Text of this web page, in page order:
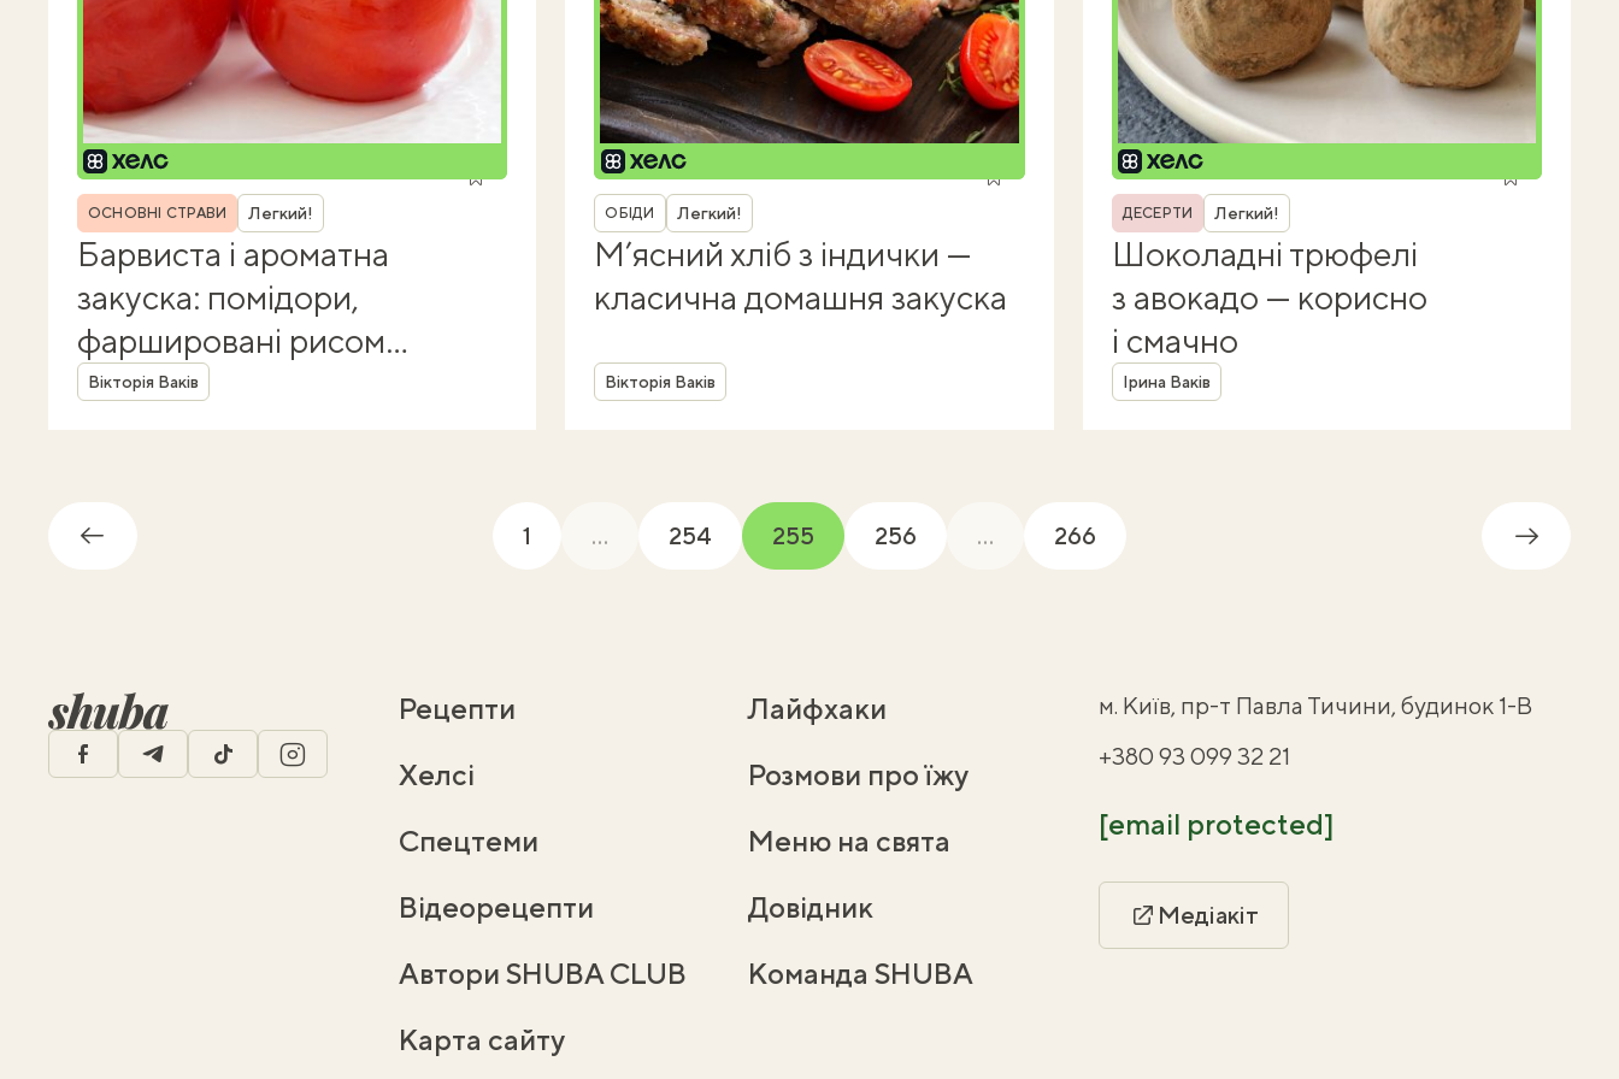
Рубрика
ОСНОВНІ СТРАВИ Легкий!
Барвиста і ароматна
закуска: помідори,
фаршировані рисом
і грибами
Автор
Вікторія Ваків
Рубрика
ОБІДИ Легкий!
М’ясний хліб з індички —
класична домашня закуска
Автор
Вікторія Ваків
Рубрика
ДЕСЕРТИ Легкий!
Шоколадні трюфелі
з авокадо — корисно
і смачно
Автор
Ірина Ваків
Назад 1 ... 254 255(current)256 ... 266 Далі
facebooktelegramtiktok instagram
Рецепти
Лайфхаки
Хелсі
Розмови про їжу
Спецтеми
Меню на свята
Відеорецепти
Довідник
Автори SHUBA CLUB
Команда SHUBA
Карта сайту
м. Київ, пр-т Павла Тичини, будинок 1-В
+380 93 099 32 21
[email protected]
Медіакіт